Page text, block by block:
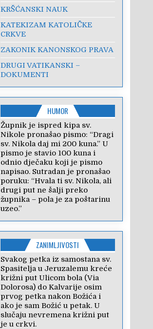
KRŠĆANSKI NAUK
KATEKIZAM KATOLIČKE
CRKVE
ZAKONIK KANONSKOG PRAVA
DRUGI VATIKANSKI –
DOKUMENTI
HUMOR
Župnik je ispred kipa sv.
Nikole pronašao pismo: “Dragi
sv. Nikola daj mi 200 kuna.” U
pismo je stavio 100 kuna i
odnio dječaku koji je pismo
napisao. Sutradan je pronašao
poruku: “Hvala ti sv. Nikola, ali
drugi put ne šalji preko
župnika – pola je za poštarinu
uzeo.”
ZANIMLJIVOSTI
Svakog petka iz samostana sv.
Spasitelja u Jeruzalemu kreće
križni put Ulicom bola (Via
Dolorosa) do Kalvarije osim
prvog petka nakon Božića i
ako je sam Božić u petak. U
slučaju nevremena križni put
je u crkvi.